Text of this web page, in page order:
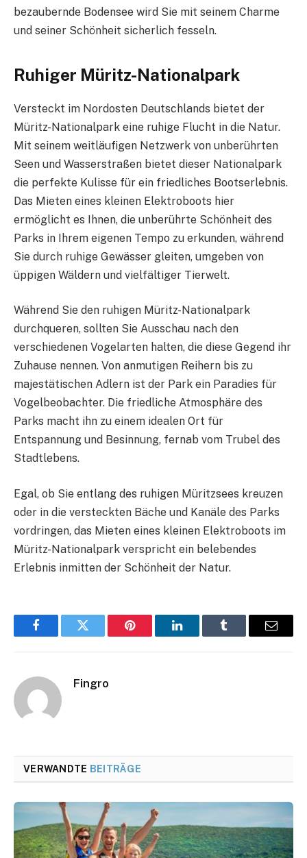
bezaubernde Bodensee wird Sie mit seinem Charme
und seiner Schönheit sicherlich fesseln.
Ruhiger Müritz-Nationalpark
Versteckt im Nordosten Deutschlands bietet der
Müritz-Nationalpark eine ruhige Flucht in die Natur.
Mit seinem weitläufigen Netzwerk von unberührten
Seen und Wasserstraßen bietet dieser Nationalpark
die perfekte Kulisse für ein friedliches Bootserlebnis.
Das Mieten eines kleinen Elektroboots hier
ermöglicht es Ihnen, die unberührte Schönheit des
Parks in Ihrem eigenen Tempo zu erkunden, während
Sie durch ruhige Gewässer gleiten, umgeben von
üppigen Wäldern und vielfältiger Tierwelt.
Während Sie den ruhigen Müritz-Nationalpark
durchqueren, sollten Sie Ausschau nach den
verschiedenen Vogelarten halten, die diese Gegend ihr
Zuhause nennen. Von anmutigen Reihern bis zu
majestätischen Adlern ist der Park ein Paradies für
Vogelbeobachter. Die friedliche Atmosphäre des
Parks macht ihn zu einem idealen Ort für
Entspannung und Besinnung, fernab vom Trubel des
Stadtlebens.
Egal, ob Sie entlang des ruhigen Müritzsees kreuzen
oder in die versteckten Bäche und Kanäle des Parks
vordringen, das Mieten eines kleinen Elektroboots im
Müritz-Nationalpark verspricht ein belebendes
Erlebnis inmitten der Schönheit der Natur.
FacebookTwitter Pinterest LinkedInTumblr Email
Fingro
VERWANDTE BEITRÄGE